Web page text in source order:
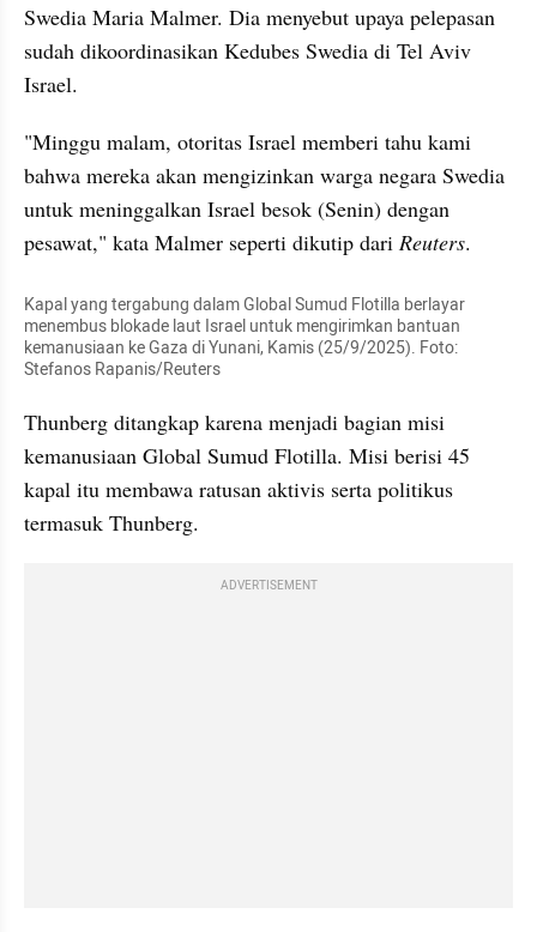
Swedia Maria Malmer. Dia menyebut upaya pelepasan
sudah dikoordinasikan Kedubes Swedia di Tel Aviv
Israel.
"Minggu malam, otoritas Israel memberi tahu kami
bahwa mereka akan mengizinkan warga negara Swedia
untuk meninggalkan Israel besok (Senin) dengan
pesawat," kata Malmer seperti dikutip dari Reuters.
Kapal yang tergabung dalam Global Sumud Flotilla berlayar
menembus blokade laut Israel untuk mengirimkan bantuan
kemanusiaan ke Gaza di Yunani, Kamis (25/9/2025). Foto:
Stefanos Rapanis/Reuters
Thunberg ditangkap karena menjadi bagian misi
kemanusiaan Global Sumud Flotilla. Misi berisi 45
kapal itu membawa ratusan aktivis serta politikus
termasuk Thunberg.
ADVERTISEMENT